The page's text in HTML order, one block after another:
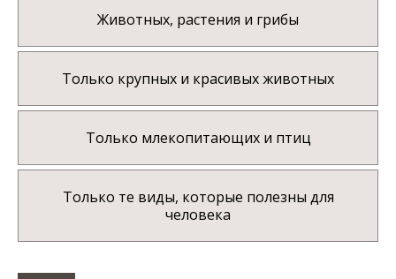
Животных, растения и грибы
Только крупных и красивых животных
Только млекопитающих и птиц
Только те виды, которые полезны для
человека